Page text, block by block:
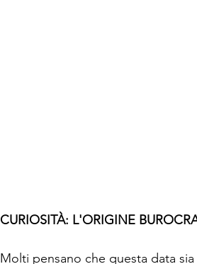
CURIOSITÀ: L'ORIGINE
Molti pensano che questa data